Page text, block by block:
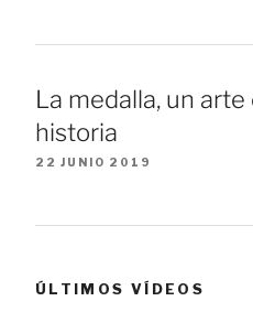
La medalla, un
historia
22 JUNIO 2019
ÚLTIMOS VÍDEOS